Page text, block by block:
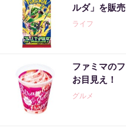
ルダ」を販
ライフ
ファミマの
お目見え！
グルメ